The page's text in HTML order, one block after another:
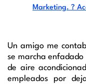
Marketing. ?
Un amigo me
se marcha
de aire
empleados por